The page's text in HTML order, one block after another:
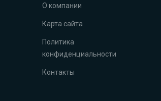
О компании
Карта сайта
Политика
конфиденциальности
Контакты